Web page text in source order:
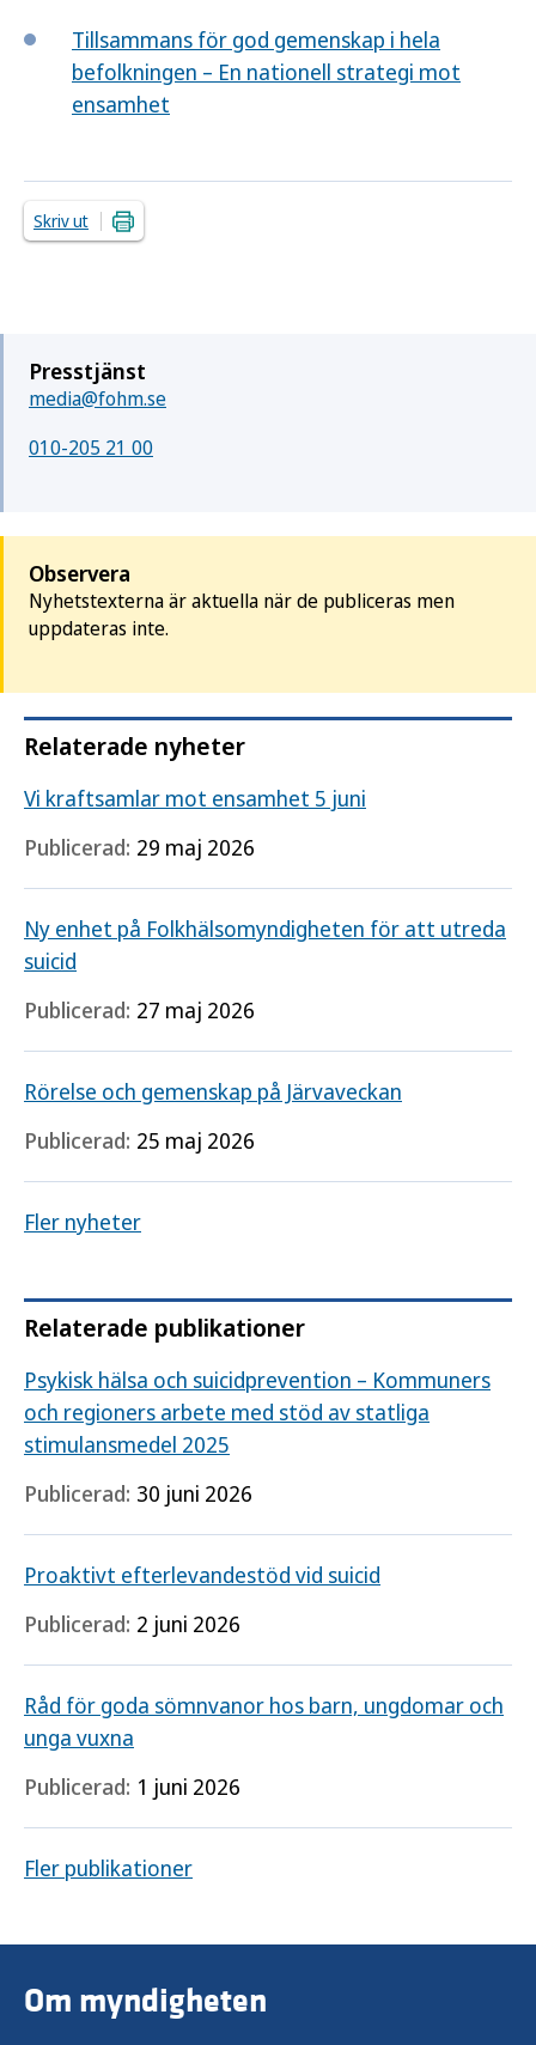
Tillsammans för god gemenskap i hela
befolkningen – En nationell strategi mot
ensamhet
Skriv ut
Presstjänst
media@fohm.se
010-205 21 00
Observera
Nyhetstexterna är aktuella när de publiceras men
uppdateras inte.
Relaterade nyheter
Vi kraftsamlar mot ensamhet 5 juni
Publicerad: 29 maj 2026
Ny enhet på Folkhälsomyndigheten för att utreda
suicid
Publicerad: 27 maj 2026
Rörelse och gemenskap på Järvaveckan
Publicerad: 25 maj 2026
Fler nyheter
Relaterade publikationer
Psykisk hälsa och suicidprevention – Kommuners
och regioners arbete med stöd av statliga
stimulansmedel 2025
Publicerad: 30 juni 2026
Proaktivt efterlevandestöd vid suicid
Publicerad: 2 juni 2026
Råd för goda sömnvanor hos barn, ungdomar och
unga vuxna
Publicerad: 1 juni 2026
Fler publikationer
Om myndigheten